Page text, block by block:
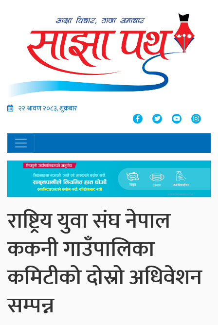
२२ श्रावण २०८३, शुक्रबार
राष्ट्रिय युवा संघ नेपाल
ककनी गाउँपालिका
कमिटीको दोस्रो अधिवेशन
सम्पन्न